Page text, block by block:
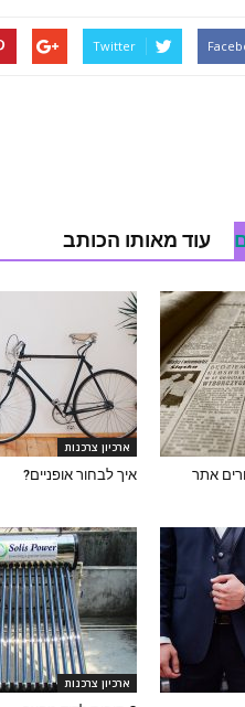
Twitter
עוד מאותו הכותב
אתר
ארכיון צרכנות
איך לבחור אופניים?
ארכיון צרכנות